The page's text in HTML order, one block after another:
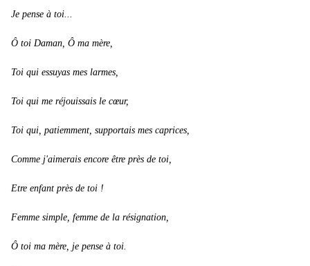
Je pense à toi...
Ô toi Daman, Ô ma mère,
Toi qui essuyas mes larmes,
Toi qui me réjouissais le cœur,
Toi qui, patiemment, supportais mes caprices,
Comme j'aimerais encore être près de toi,
Etre enfant près de toi !
Femme simple, femme de la résignation,
Ô toi ma mère, je pense à toi.